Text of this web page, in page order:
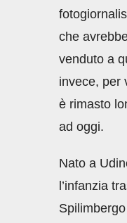
che
venduto a
invece, per
è rimasto
ad oggi.
Nato a
l’infanzia